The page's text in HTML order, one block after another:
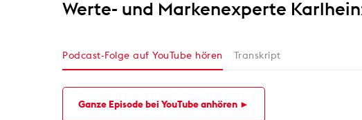
Werte- und Markenexperte
Podcast-Folge auf YouTube hören Transkript
Ganze Episode bei YouTube anhören ►